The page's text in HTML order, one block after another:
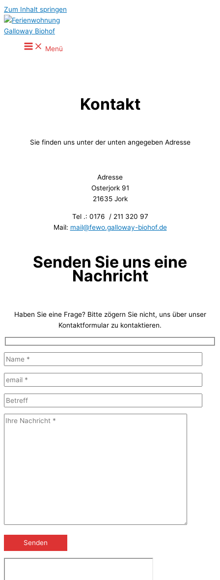
Zum Inhalt springen
Menü
Kontakt
Sie finden uns unter der unten angegeben Adresse
Adresse
Osterjork 91
21635 Jork
Tel .: 0176 / 211 320 97
Mail: mail@fewo.galloway-biohof.de
Senden Sie uns eine
Nachricht
Haben Sie eine Frage? Bitte zögern Sie nicht, uns über unser
Kontaktformular zu kontaktieren.